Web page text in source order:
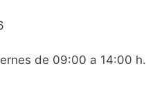
de 09:00 a 14:00 h.